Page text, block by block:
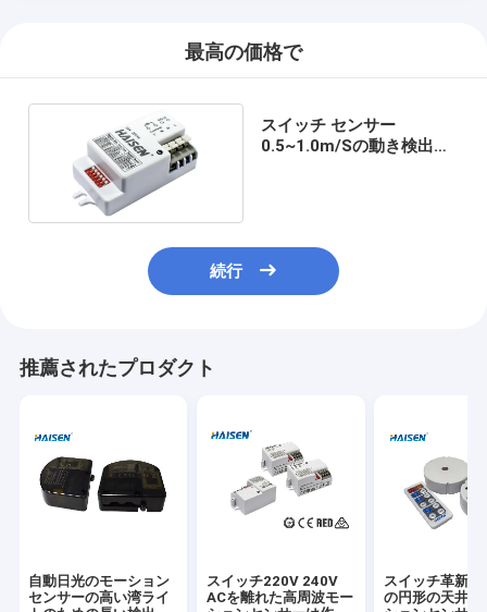
最高の価格で
スイッチ センサー
0.5~1.0m/Sの動き検出の
続行
推薦されたプロダクト
自動日光のモーション
センサーの高い湾ライ
スイッチ220V 240V
ACを離れた高周波モー
スイッチ革新的
の円形の天井灯